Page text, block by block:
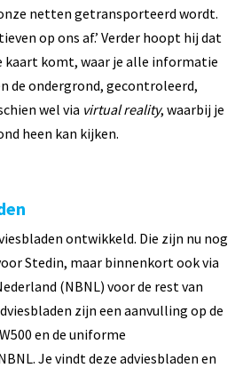
netten getransporteerd wordt.
op ons af.’ Verder hoopt hij dat
kaart komt, waar je alle informatie
de ondergrond, gecontroleerd,
wel via virtual reality, waarbij je
heen kan kijken.
ontwikkeld. Die zijn nu nog
Stedin, maar binnenkort ook via
(NBNL) voor de rest van
zijn een aanvulling op de
en de uniforme
Je vindt deze adviesbladen en